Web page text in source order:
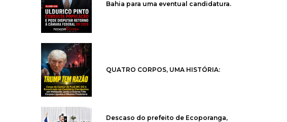
Bahia para uma eventual candidatura.
QUATRO CORPOS, UMA HISTÓRIA:
Descaso do prefeito de Ecoporanga,